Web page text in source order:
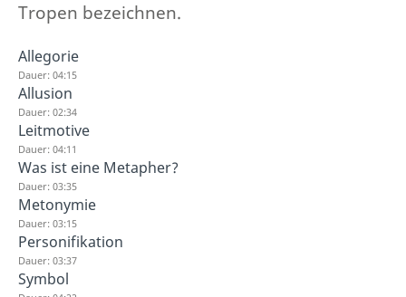
Tropen bezeichnen.
Allegorie
Dauer: 04:15
Allusion
Dauer: 02:34
Leitmotive
Dauer: 04:11
Was ist eine Metapher?
Dauer: 03:35
Metonymie
Dauer: 03:15
Personifikation
Dauer: 03:37
Symbol